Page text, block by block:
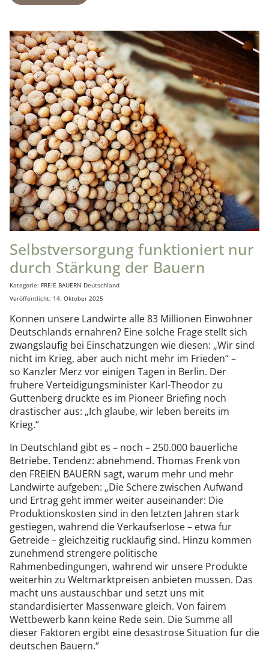
Selbstversorgung funktioniert nur
durch Stärkung der Bauern
Details
Kategorie: FREIE BAUERN Deutschland
Veröffentlicht: 14. Oktober 2025
Konnen unsere Landwirte alle 83 Millionen Einwohner
Deutschlands ernahren? Eine solche Frage stellt sich
zwangslaufig bei Einschatzungen wie diesen: „Wir sind
nicht im Krieg, aber auch nicht mehr im Frieden“ –
so Kanzler Merz vor einigen Tagen in Berlin. Der
fruhere Verteidigungsminister Karl-Theodor zu
Guttenberg druckte es im Pioneer Briefing noch
drastischer aus: „Ich glaube, wir leben bereits im
Krieg.“
In Deutschland gibt es – noch – 250.000 bauerliche
Betriebe. Tendenz: abnehmend. Thomas Frenk von
den FREIEN BAUERN sagt, warum mehr und mehr
Landwirte aufgeben: „Die Schere zwischen Aufwand
und Ertrag geht immer weiter auseinander: Die
Produktionskosten sind in den letzten Jahren stark
gestiegen, wahrend die Verkaufserlose – etwa fur
Getreide – gleichzeitig rucklaufig sind. Hinzu kommen
zunehmend strengere politische
Rahmenbedingungen, wahrend wir unsere Produkte
weiterhin zu Weltmarktpreisen anbieten mussen. Das
macht uns austauschbar und setzt uns mit
standardisierter Massenware gleich. Von fairem
Wettbewerb kann keine Rede sein. Die Summe all
dieser Faktoren ergibt eine desastrose Situation fur die
deutschen Bauern.“